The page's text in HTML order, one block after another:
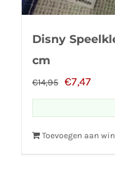
Disny
cm
€14,95
prijs
was:
€14,95.
€7,47
prijs
is:
Toevoegen aan